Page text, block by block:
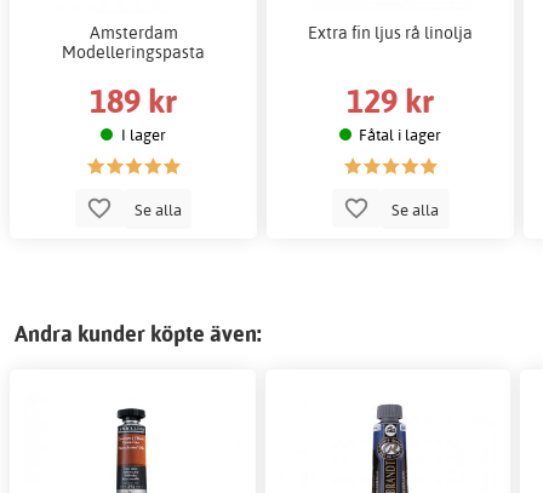
Amsterdam
Modelleringspasta
189 kr
I lager
Se alla
Extra fin ljus rå linolja
129 kr
Fåtal i lager
Se alla
Andra kunder köpte även: